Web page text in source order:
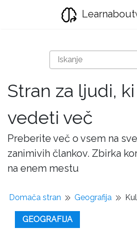
Stran za ljudi,
vedeti več
Preberite več o vsem na
zanimivih člankov. Zbirka
na enem mestu
Domača stran Geografija
GEOGRAFIJA